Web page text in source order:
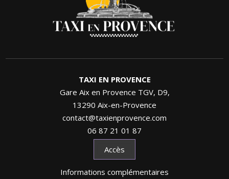
TAXI EN PROVENCE
Gare Aix en Provence TGV, D9,
13290 Aix-en-Provence
contact@taxienprovence.com
06 87 21 01 87
Accès
Informations complémentaires